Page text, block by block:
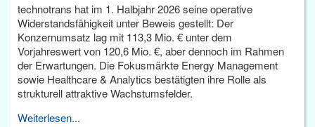
technotrans hat im 1. Halbjahr 2026 seine operative
Widerstandsfähigkeit unter Beweis gestellt: Der
Konzernumsatz lag mit 113,3 Mio. € unter dem
Vorjahreswert von 120,6 Mio. €, aber dennoch im Rahmen
der Erwartungen. Die Fokusmärkte Energy Management
sowie Healthcare & Analytics bestätigten ihre Rolle als
strukturell attraktive Wachstumsfelder.
Weiterlesen...